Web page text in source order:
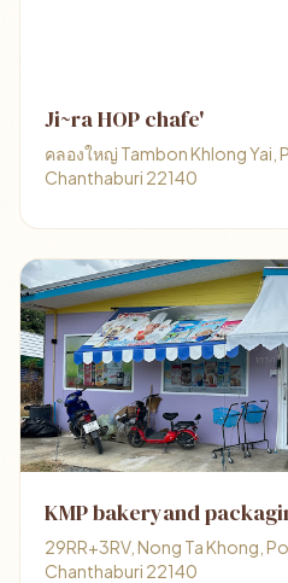
Ji~ra HOP chafe'
คลองใหญ่ Tambon Khlong Yai,
Chanthaburi 22140
KMP bakeryand
29RR+3RV, Nong Ta Khong,
Chanthaburi 22140